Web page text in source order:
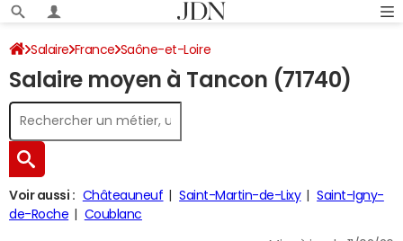
Salaire France Saône-et-Loire
Salaire moyen à Tancon (71740)
Voir aussi : Châteauneuf Saint-Martin-de-Lixy
Saint-Igny-
de-Roche
Coublanc